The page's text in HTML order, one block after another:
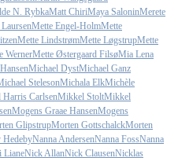
N. RybkaMatt ChiriMaya SaloninMerete
Mette Engel-HolmMette
Mette LindstrømMette LøgstrupMette
WernerMette Østergaard FilsøMia Lena
Michael DystMichael Ganz
StelesonMichala ElkMichèle
CarlsenMikkel StoltMikkel
Mogens Graae HansenMogens
GlipstrupMorten GottschalckMorten
HedebyNanna AndersenNanna FossNanna
LianeNick AllanNick ClausenNicklas